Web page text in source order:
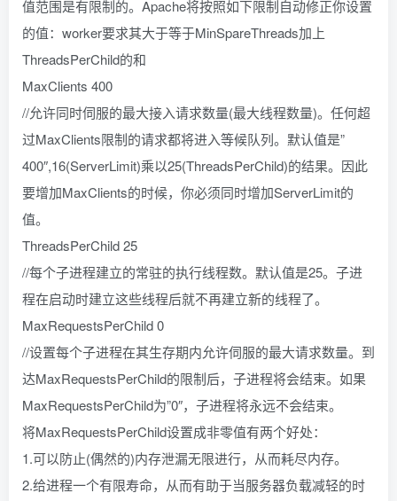
值范围是有限制的。Apache将按照如下限制自动修正你设置
的值：worker要求其大于等于MinSpareThreads加上
ThreadsPerChild的和
MaxClients 400
//允许同时伺服的最大接入请求数量(最大线程数量)。任何超
过MaxClients限制的请求都将进入等候队列。默认值是”
400″,16(ServerLimit)乘以25(ThreadsPerChild)的结果。因此
要增加MaxClients的时候，你必须同时增加ServerLimit的
值。
ThreadsPerChild 25
//每个子进程建立的常驻的执行线程数。默认值是25。子进
程在启动时建立这些线程后就不再建立新的线程了。
MaxRequestsPerChild 0
//设置每个子进程在其生存期内允许伺服的最大请求数量。到
达MaxRequestsPerChild的限制后，子进程将会结束。如果
MaxRequestsPerChild为”0″，子进程将永远不会结束。
将MaxRequestsPerChild设置成非零值有两个好处：
1.可以防止(偶然的)内存泄漏无限进行，从而耗尽内存。
2.给进程一个有限寿命，从而有助于当服务器负载减轻的时